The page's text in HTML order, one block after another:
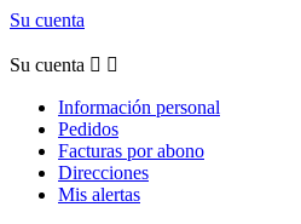
Su cuenta
Su cuenta  
Información personal
Pedidos
Facturas por abono
Direcciones
Mis alertas